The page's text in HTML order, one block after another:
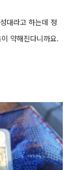
대라고 하는데 정
약해진다니까요.